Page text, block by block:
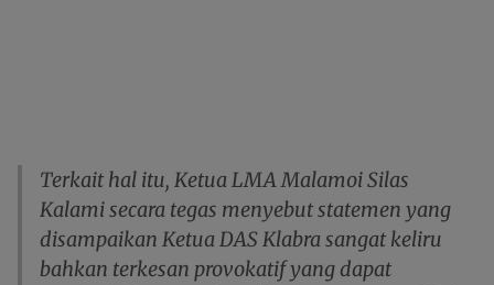
Terkait hal itu, Ketua LMA Malamoi Silas
Kalami secara tegas menyebut statemen yang
disampaikan Ketua DAS Klabra sangat keliru
bahkan terkesan provokatif yang dapat